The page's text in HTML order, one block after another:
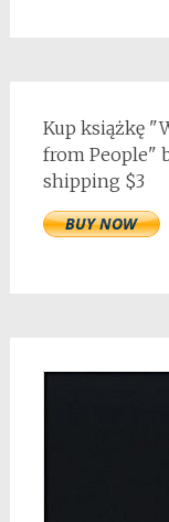
Kup książkę
from People"
shipping $3